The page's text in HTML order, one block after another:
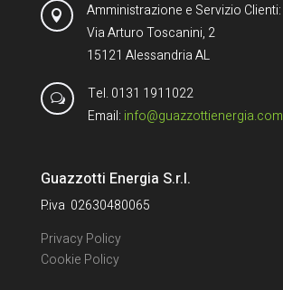

Amministrazione e Servizio Clienti:
Via Arturo Toscanini, 2
15121 Alessandria AL
w
Tel. 0131 1911022
Email: info@guazzottienergia.com
Guazzotti Energia S.r.l.
P.iva 02630480065
Privacy Policy
Cookie Policy